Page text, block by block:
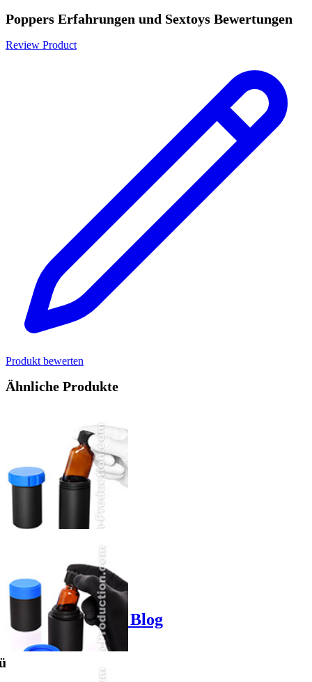
Poppers Erfahrungen und Sextoys Bewertungen
Review Product
Produkt bewerten
Ähnliche Produkte
Product options
Poppers-Shop.de Blog
mich?